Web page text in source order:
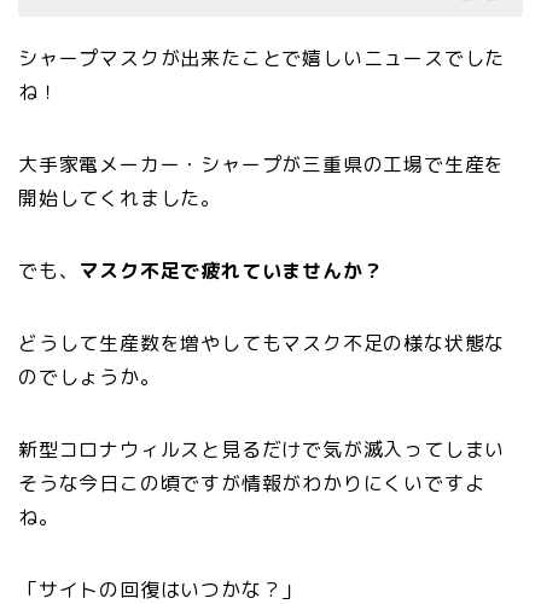
シャープマスクが出来たことで嬉しいニュースでした
ね！
大手家電メーカー・シャープが三重県の工場で生産を
開始してくれました。
でも、 マスク不足で疲れていませんか？
どうして生産数を増やしてもマスク不足の様な状態な
のでしょうか。
新型コロナウィルスと見るだけで気が滅入ってしまい
そうな今日この頃ですが情報がわかりにくいですよ
ね。
「サイトの回復はいつかな？」